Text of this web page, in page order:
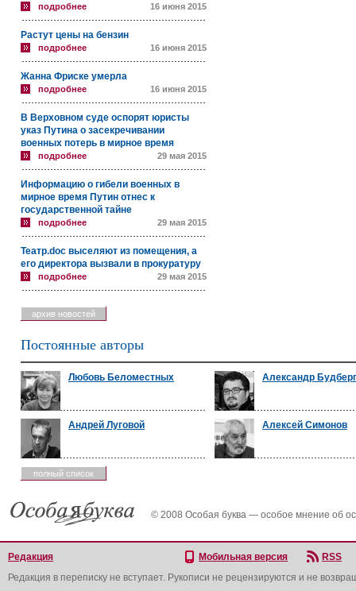
подробнее 16 июня 2015
Растут цены на бензин
подробнее 16 июня 2015
Жанна Фриске умерла
подробнее 16 июня 2015
В Верховном суде оспорят юристы
указ Путина о засекречивании
военных потерь в мирное время
подробнее 29 мая 2015
Информацию о гибели военных в
мирное время Путин отнес к
государственной тайне
подробнее 29 мая 2015
Театр.doc выселяют из помещения, а
его директора вызвали в прокуратуру
подробнее 29 мая 2015
архив новостей
Постоянные авторы
Любовь Беломестных Александр Будберг
Андрей Луговой Алексей Симонов
полный список
© 2008 Особая буква — особое мнение об
Редакция Мобильная версия
RSS
Редакция в переписку не вступает. Рукописи не рецензируются и не